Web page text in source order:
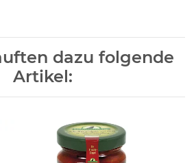
dazu folgende
Artikel: